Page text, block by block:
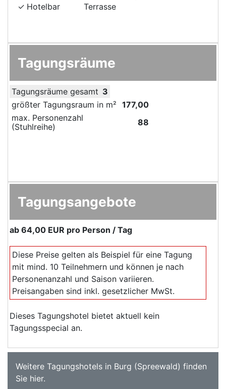
Hotelbar
Terrasse
Tagungsräume
Tagungsräume gesamt 3
größter Tagungsraum in m² 177,00
max. Personenzahl
(Stuhlreihe)
88
Tagungsangebote
ab 64,00 EUR pro Person / Tag
Diese Preise gelten als Beispiel für eine Tagung
mit mind. 10 Teilnehmern und können je nach
Personenanzahl und Saison variieren.
Preisangaben sind inkl. gesetzlicher MwSt.
Dieses Tagungshotel bietet aktuell kein
Tagungsspecial an.
Weitere Tagungshotels in Burg (Spreewald) finden
Sie hier.